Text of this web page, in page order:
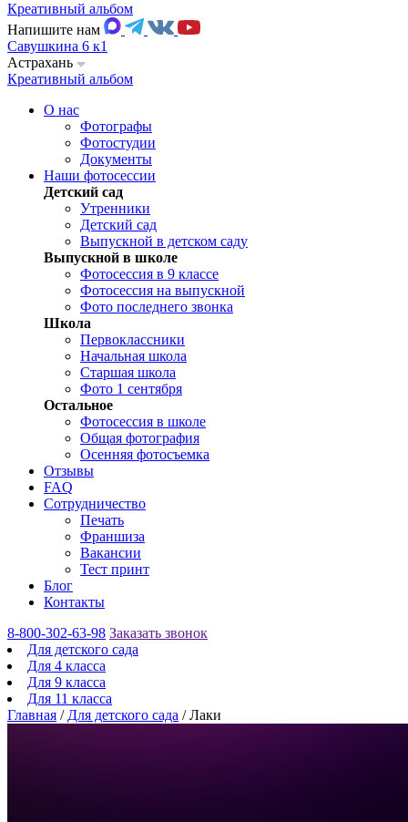
Креативный альбом
Напишите нам
Савушкина 6 к1
Астрахань
Креативный альбом
О нас
Фотографы
Фотостудии
Документы
Наши фотосессии
Детский сад
Утренники
Детский сад
Выпускной в детском саду
Выпускной в школе
Фотосессия в 9 классе
Фотосессия на выпускной
Фото последнего звонка
Школа
Первоклассники
Начальная школа
Старшая школа
Фото 1 сентября
Остальное
Фотосессия в школе
Общая фотография
Осенняя фотосъемка
Отзывы
FAQ
Сотрудничество
Печать
Франшиза
Вакансии
Тест принт
Блог
Контакты
8-800-302-63-98 Заказать звонок
Для детского сада
Для 4 класса
Для 9 класса
Для 11 класса
Главная / Для детского сада /Лаки